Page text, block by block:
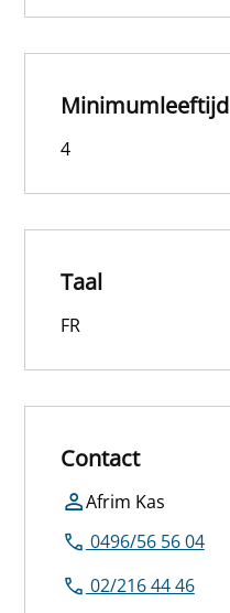
Minimumleeftijd
4
Taal
FR
Contact
Afrim Kas
0496/56 56 04
02/216 44 46